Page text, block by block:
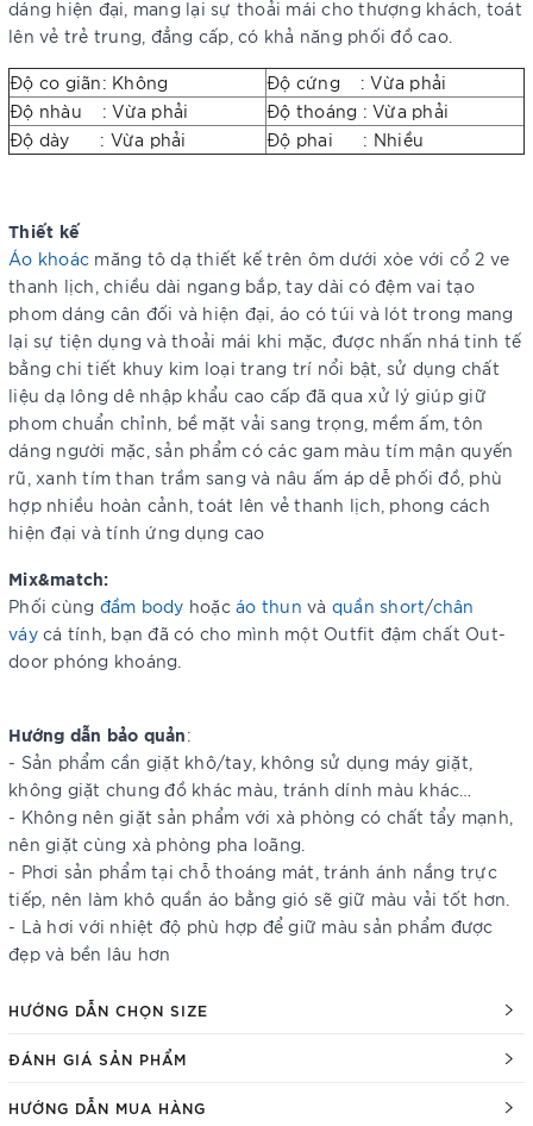
dáng hiện đại, mang lại sự thoải mái cho thượng khách, toát
lên vẻ trẻ trung, đẳng cấp, có khả năng phối đồ cao.
Độ co giãn: Không
Độ cứng : Vừa phải
Độ nhàu : Vừa phải
Độ thoáng : Vừa phải
Độ dày : Vừa phải
Độ phai : Nhiều
Thiết kế
Áo khoác măng tô dạ thiết kế trên ôm dưới xòe với cổ 2 ve
thanh lịch, chiều dài ngang bắp, tay dài có đệm vai tạo
phom dáng cân đối và hiện đại, áo có túi và lót trong mang
lại sự tiện dụng và thoải mái khi mặc, được nhấn nhá tinh tế
bằng chi tiết khuy kim loại trang trí nổi bật, sử dụng chất
liệu dạ lông dê nhập khẩu cao cấp đã qua xử lý giúp giữ
phom chuẩn chỉnh, bề mặt vải sang trọng, mềm ấm, tôn
dáng người mặc, sản phẩm có các gam màu tím mận quyến
rũ, xanh tím than trầm sang và nâu ấm áp dễ phối đồ, phù
hợp nhiều hoàn cảnh, toát lên vẻ thanh lịch, phong cách
hiện đại và tính ứng dụng cao
Mix&match:
Phối cùng đầm body hoặc áo thun và quần short/chân
váycá tính, bạn đã có cho mình một Outfit đậm chất Out-
door phóng khoáng.
Hướng dẫn bảo quản:
- Sản phẩm cần giặt khô/tay, không sử dụng máy giặt,
không giặt chung đồ khác màu, tránh dính màu khác…
- Không nên giặt sản phẩm với xà phòng có chất tẩy mạnh,
nên giặt cùng xà phòng pha loãng.
- Phơi sản phẩm tại chỗ thoáng mát, tránh ánh nắng trực
tiếp, nên làm khô quần áo bằng gió sẽ giữ màu vải tốt hơn.
- Là hơi với nhiệt độ phù hợp để giữ màu sản phẩm được
đẹp và bền lâu hơn
HƯỚNG DẪN CHỌN SIZE
ĐÁNH GIÁ SẢN PHẨM
HƯỚNG DẪN MUA HÀNG